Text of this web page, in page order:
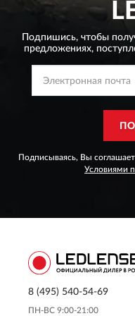
Подпишись, чтобы
предложениях,
Подписываясь, Вы
Условиями
8 (495) 540-54-69
ПН-ВС 9:00-21:00